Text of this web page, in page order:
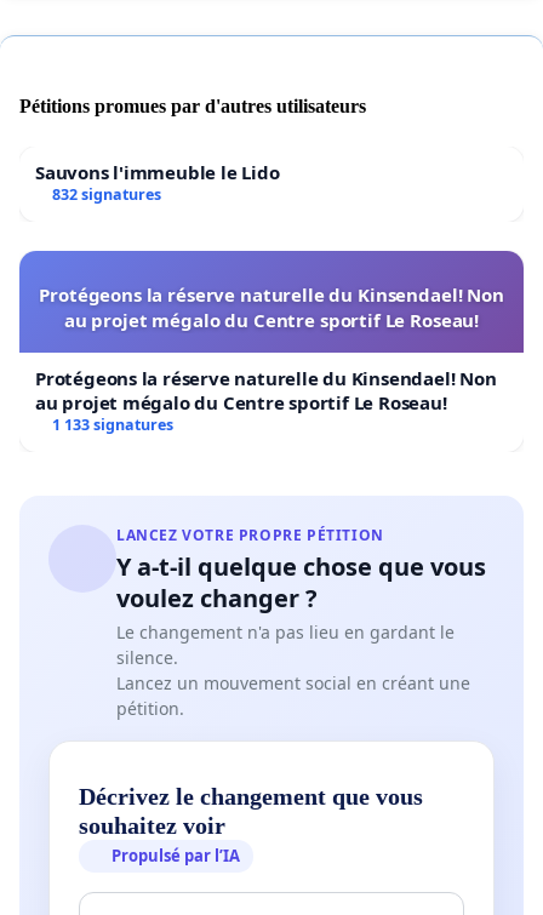
Pétitions promues par d'autres utilisateurs
Sauvons l'immeuble le Lido
832 signatures
Protégeons la réserve naturelle du Kinsendael! Non
au projet mégalo du Centre sportif Le Roseau!
Protégeons la réserve naturelle du Kinsendael! Non
au projet mégalo du Centre sportif Le Roseau!
1 133 signatures
LANCEZ VOTRE PROPRE PÉTITION
Y a-t-il quelque chose que vous
voulez changer ?
Le changement n'a pas lieu en gardant le
silence.
Lancez un mouvement social en créant une
pétition.
Décrivez le changement que vous
souhaitez voir
Propulsé par l’IA